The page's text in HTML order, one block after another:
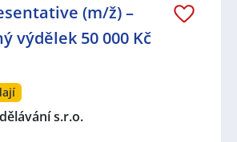
(m/ž) –
výdělek 50 000 Kč
s.r.o.